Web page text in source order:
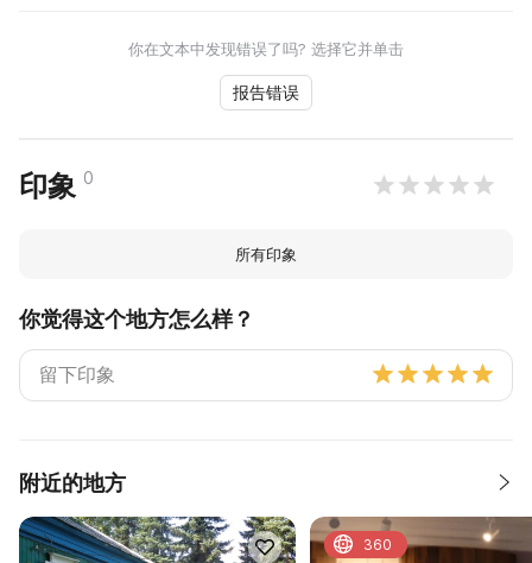
你在文本中发现错误了吗? 选择它并单击
报告错误
印象 0
所有印象
你觉得这个地方怎么样？
附近的地方
360